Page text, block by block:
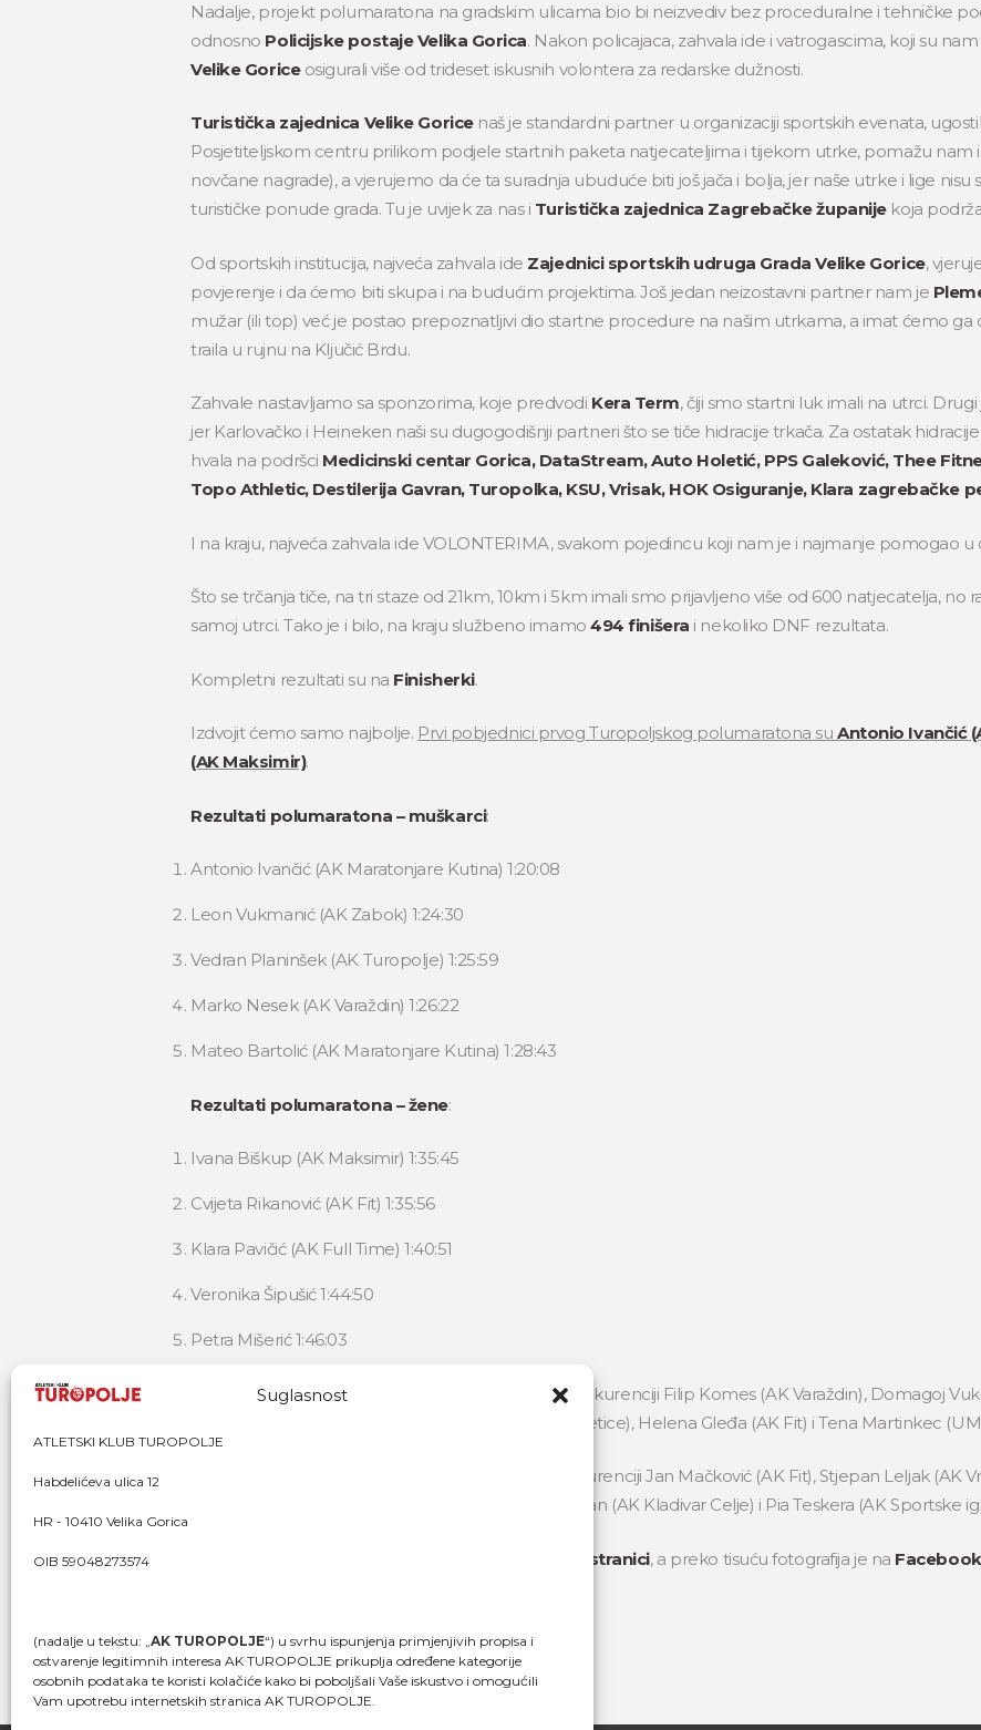
Suglasnost
ATLETSKI KLUB TUROPOLJE
Habdelićeva ulica 12
HR - 10410 Velika Gorica
OIB 59048273574
(nadalje u tekstu: „AK TUROPOLJE“) u svrhu ispunjenja primjenjivih propisa i
ostvarenje legitimnih interesa AK TUROPOLJE prikuplja određene kategorije
osobnih podataka te koristi kolačiće kako bi poboljšali Vaše iskustvo i omogućili
Vam upotrebu internetskih stranica AK TUROPOLJE.
Nadalje, projekt polumaratona na gradskim ulicama bio bi neizvediv bez proceduralne i tehničke
odnosno Policijske postaje Velika Gorica. Nakon policajaca, zahvala ide i vatrogascima, koji su
Velike Goriceosigurali više od trideset iskusnih volontera za redarske dužnosti.
Turistička zajednica Velike Goricenaš je standardni partner u organizaciji sportskih evenata,
Posjetiteljskom centru prilikom podjele startnih paketa natjecateljima i tijekom utrke, pomažu nam
novčane nagrade), a vjerujemo da će ta suradnja ubuduće biti još jača i bolja, jer naše utrke i lige
turističke ponude grada. Tu je uvijek za nas i Turistička zajednica Zagrebačke županijekoja
Od sportskih institucija, najveća zahvala ide Zajednici sportskih udruga Grada Velike Gorice,
povjerenje i da ćemo biti skupa i na budućim projektima. Još jedan neizostavni partner nam je
mužar (ili top) već je postao prepoznatljivi dio startne procedure na našim utrkama, a imat ćemo
traila u rujnu na Ključić Brdu.
Zahvale nastavljamo sa sponzorima, koje predvodi Kera Term, čiji smo startni luk imali na utrci.
jer Karlovačko i Heineken naši su dugogodišnji partneri što se tiče hidracije trkača. Za ostatak
hvala na podršci Medicinski centar Gorica, DataStream, Auto Holetić, PPS Galeković, Thee
Topo Athletic, Destilerija Gavran, Turopolka, KSU, Vrisak, HOK Osiguranje, Klara zagrebačke
I na kraju, najveća zahvala ide VOLONTERIMA, svakom pojedincu koji nam je i najmanje pomogao u
Što se trčanja tiče, na tri staze od 21km, 10km i 5km imali smo prijavljeno više od 600 natjecatelja,
samoj utrci. Tako je i bilo, na kraju službeno imamo494 finišera i nekoliko DNF rezultata.
Kompletni rezultati su na Finisherki.
Izdvojit ćemo samo najbolje. Prvi pobjednici prvog Turopoljskog polumaratona suAntonio Ivančić
(AK Maksimir).
Rezultati polumaratona – muškarci:
Antonio Ivančić (AK Maratonjare Kutina) 1:20:08
Leon Vukmanić (AK Zabok) 1:24:30
Vedran Planinšek (AK Turopolje) 1:25:59
Marko Nesek (AK Varaždin) 1:26:22
Mateo Bartolić (AK Maratonjare Kutina) 1:28:43
Rezultati polumaratona – žene:
Ivana Biškup (AK Maksimir) 1:35:45
Cvijeta Rikanović (AK Fit) 1:35:56
Klara Pavičić (AK Full Time) 1:40:51
Veronika Šipušić 1:44:50
Petra Mišerić 1:46:03
Pobjednici Turopoljske desetke
su u muškoj konkurenciji Filip Komes (AK Varaždin), Domagoj
Fit), a u ženskoj konkurenciji Martina Horvat (AK Svetice), Helena Gleđa (AK Fit) i Tena Martinkec
su u muškoj konkurenciji Jan Mačković (AK Fit), Stjepan Leljak (AK
konkurenciji Tea Faber (AK Fit), Neja Marinič Kuzman (AK Kladivar Celje) i Pia Teskera (AK Sportske
Galeriji na klupskoj web stranici, a preko tisuću fotografija je na